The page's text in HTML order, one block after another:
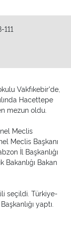
Vakfıkebir'de,
Hacettepe
mezun oldu.
Meclis
Meclis Başkanı
İl Başkanlığı
Bakanlığı Bakan
seçildi. Türkiye-
yaptı.